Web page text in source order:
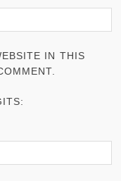
IN THIS